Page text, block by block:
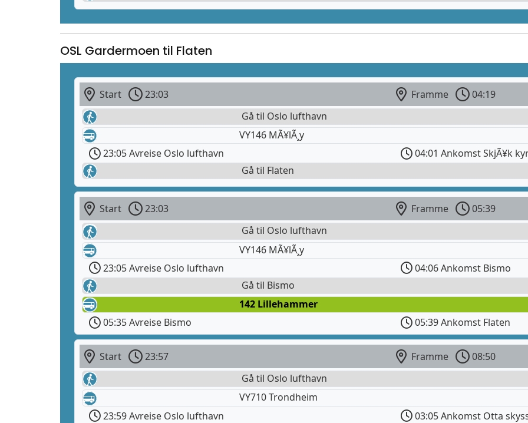
OSL Gardermoen til Flaten
Start 23:03 Framme
04:19
Gå til Oslo lufthavn
VY146 MÃ¥lÃ¸y
23:05 Avreise Oslo lufthavn
04:01 Ankomst SkjÃ¥k
Gå til Flaten
Start 23:03 Framme
05:39
Gå til Oslo lufthavn
VY146 MÃ¥lÃ¸y
23:05 Avreise Oslo lufthavn
04:06 Ankomst Bismo
Gå til Bismo
142 Lillehammer
05:35 Avreise Bismo
05:39 Ankomst Flaten
Start 23:57 Framme
08:50
Gå til Oslo lufthavn
VY710 Trondheim
23:59 Avreise Oslo lufthavn
03:05 Ankomst Otta